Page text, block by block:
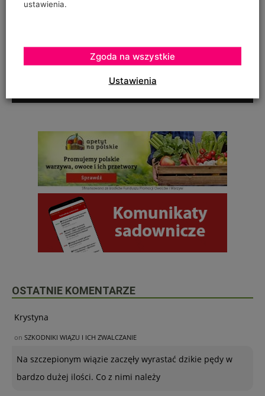
OSTATNIE KOMENTARZE
Krystyna
on SZKODNIKI WIĄZU I ICH ZWALCZANIE
Na szczepionym wiązie zaczęły wyrastać dzikie pędy w
bardzo dużej ilości. Co z nimi należy
ustawienia.
Ustawienia
Zgoda na wszystkie